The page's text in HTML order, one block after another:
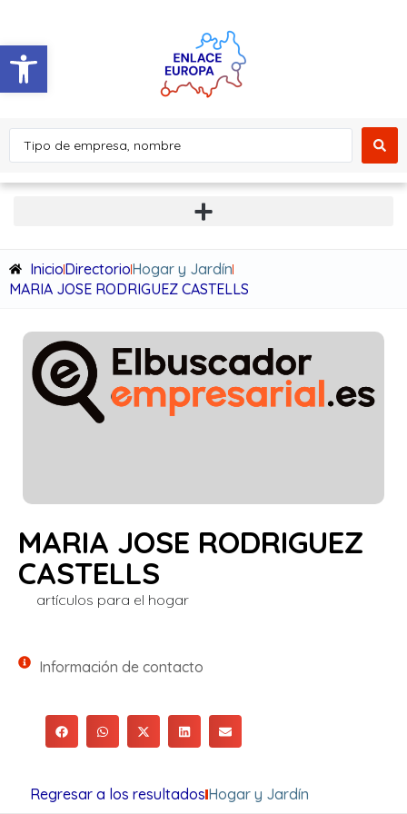
Abrir barra de herramientas
InicioDirectorioHogar y Jardín
MARIA JOSE RODRIGUEZ CASTELLS
MARIA JOSE RODRIGUEZ
CASTELLS
artículos para el hogar
Información de contacto
Regresar a los resultadosHogar y Jardín